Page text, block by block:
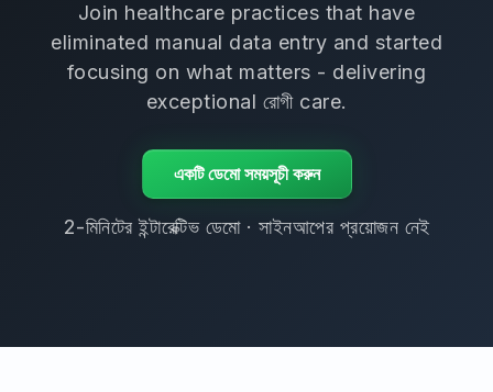
Join healthcare practices that have
eliminated manual data entry and started
focusing on what matters - delivering
exceptional রোগী care.
একটি ডেমো সময়সূচী করুন
2-মিনিটের ইন্টারেক্টিভ ডেমো · সাইনআপের প্রয়োজন নেই